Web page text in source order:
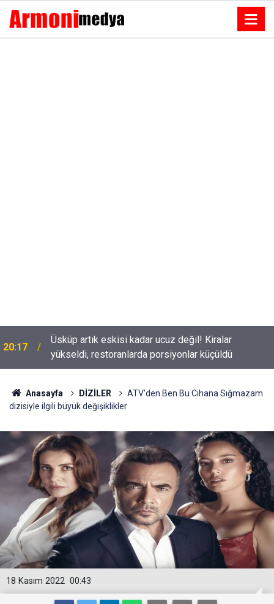
yükseldi, restoranlarda porsiyonlar küçüldü
18:53
Tolga Sarıtaş veda ediyor mu? Yeni sezon kararı
belli oldu
Anasayfa DİZİLER
ATV'den Ben Bu Cihana Sığmazam
dizisiyle ilgili büyük değişiklikler
00:43
18 Kasım 2022